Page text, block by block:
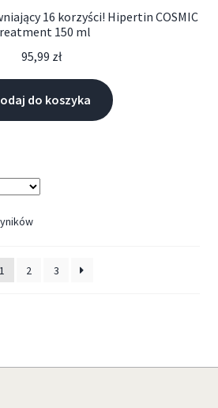
16 korzyści! Hipertin COSMIC
150 ml
95,99 zł
do koszyka
1 2 3